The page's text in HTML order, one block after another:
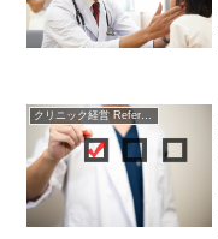
クリニック経営 References